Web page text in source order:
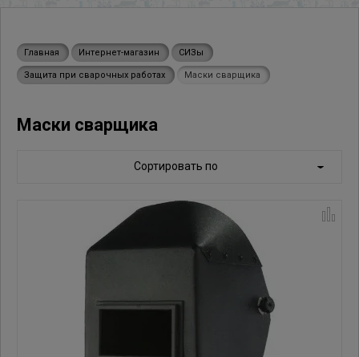
Главная Интернет-магазин СИЗы
Защита при сварочных работах Маски сварщика
Маски сварщика
Сортировать по